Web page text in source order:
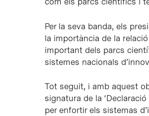
Per la seva banda, els
la importància de la
important dels parcs
sistemes nacionals
Tot seguit, i amb aquest
signatura de la
per enfortir els sistemas